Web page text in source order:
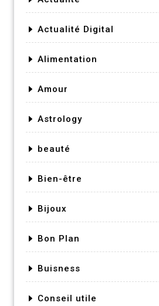
Actualité Digital
Alimentation
Amour
Astrology
beauté
Bien-être
Bijoux
Bon Plan
Buisness
Conseil utile